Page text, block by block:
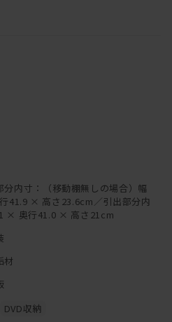
内寸：（移動棚無しの場合）幅
41.9 × 高さ23.6cm／引出部分内
× 奥行41.0 × 高さ21cm
材
DVD収納